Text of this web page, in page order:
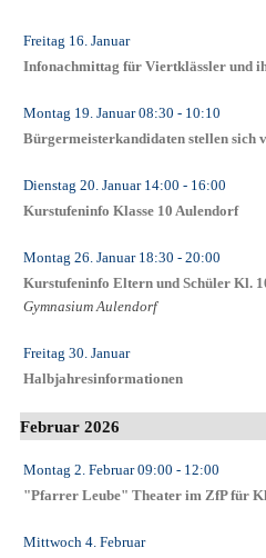
Freitag 16. Januar
Infonachmittag für Viertklässler und
Montag 19. Januar08:30 - 10:10
Bürgermeisterkandidaten stellen sich
Dienstag 20. Januar14:00 - 16:00
Kurstufeninfo Klasse 10 Aulendorf
Montag 26. Januar18:30 - 20:00
Kurstufeninfo Eltern und Schüler Kl.
Gymnasium Aulendorf
Freitag 30. Januar
Halbjahresinformationen
Februar 2026
Montag 2. Februar09:00 - 12:00
"Pfarrer Leube" Theater im ZfP für
Mittwoch 4. Februar